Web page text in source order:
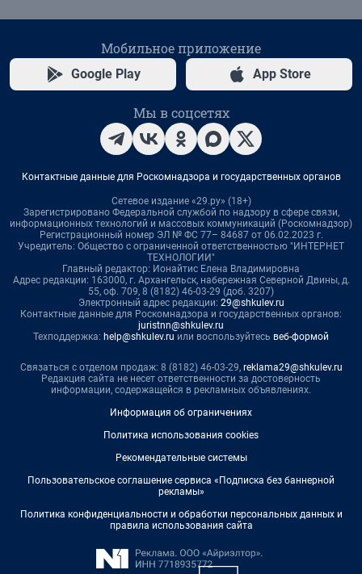
Мобильное приложение
Google Play App Store
Мы в соцсетях
Контактные данные для Роскомнадзора и государственных органов
Сетевое издание «29.ру» (18+)
Зарегистрировано Федеральной службой по надзору в сфере связи,
информационных технологий и массовых коммуникаций (Роскомнадзор)
Регистрационный номер ЭЛ № ФС 77– 84687 от 06.02.2023 г.
Учредитель: Общество с ограниченной ответственностью "ИНТЕРНЕТ
ТЕХНОЛОГИИ"
Главный редактор: Ионайтис Елена Владимировна
Адрес редакции: 163000, г. Архангельск, набережная Северной Двины, д.
55, оф. 709, 8 (8182) 46-03-29 (доб. 3207)
Электронный адрес редакции: 29@shkulev.ru
Контактные данные для Роскомнадзора и государственных органов:
juristnn@shkulev.ru
Техподдержка: help@shkulev.ru или воспользуйтесь веб-формой
Связаться с отделом продаж: 8 (8182) 46-03-29, reklama29@shkulev.ru
Редакция сайта не несет ответственности за достоверность
информации, содержащейся в рекламных объявлениях.
Информация об ограничениях
Политика использования cookies
Рекомендательные системы
Пользовательское соглашение сервиса «Подписка без баннерной
рекламы»
Политика конфиденциальности и обработки персональных данных и
правила использования сайта